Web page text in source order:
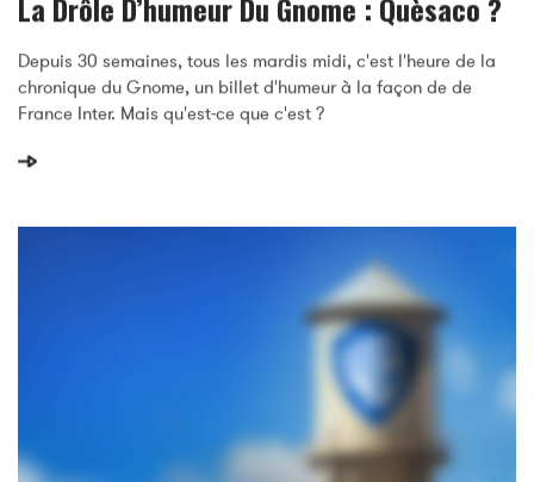
Journal intime 17 juin 2021
La Drôle D’humeur Du Gnome : Quèsaco ?
Depuis 30 semaines, tous les mardis midi, c'est l'heure de la
chronique du Gnome, un billet d'humeur à la façon de de
France Inter. Mais qu'est-ce que c'est ?